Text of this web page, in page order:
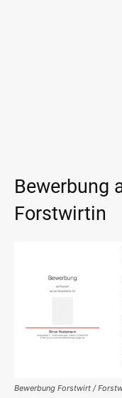
Bewerbung
Forstwirtin
Bewerbung Forstwirt /